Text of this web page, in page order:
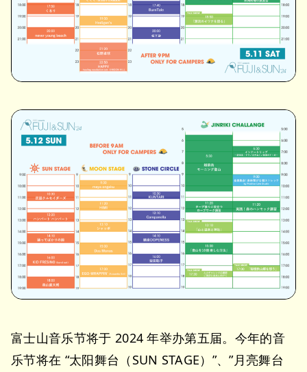
富士山音乐节将于 2024 年举办第五届。今年的音
乐节将在 “太阳舞台（SUN STAGE）”、”月亮舞台